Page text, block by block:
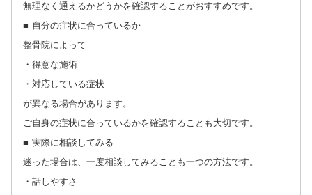
無理なく通えるかどうかを確認することがおすすめです。
■ 自分の症状に合っているか
整骨院によって
・得意な施術
・対応している症状
が異なる場合があります。
ご自身の症状に合っているかを確認することも大切です。
■ 実際に相談してみる
迷った場合は、一度相談してみることも一つの方法です。
・話しやすさ